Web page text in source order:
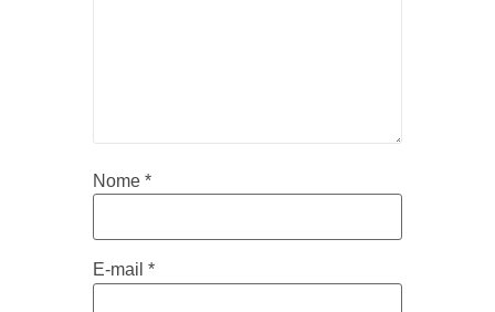
Nome *
E-mail *